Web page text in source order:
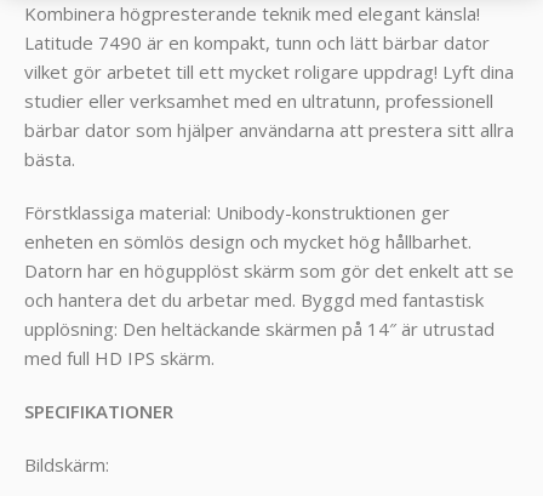
Kombinera högpresterande teknik med elegant känsla!
Latitude 7490 är en kompakt, tunn och lätt bärbar dator
vilket gör arbetet till ett mycket roligare uppdrag! Lyft dina
studier eller verksamhet med en ultratunn, professionell
bärbar dator som hjälper användarna att prestera sitt allra
bästa.
Förstklassiga material: Unibody-konstruktionen ger
enheten en sömlös design och mycket hög hållbarhet.
Datorn har en högupplöst skärm som gör det enkelt att se
och hantera det du arbetar med. Byggd med fantastisk
upplösning: Den heltäckande skärmen på 14″ är utrustad
med full HD IPS skärm.
SPECIFIKATIONER
Bildskärm: